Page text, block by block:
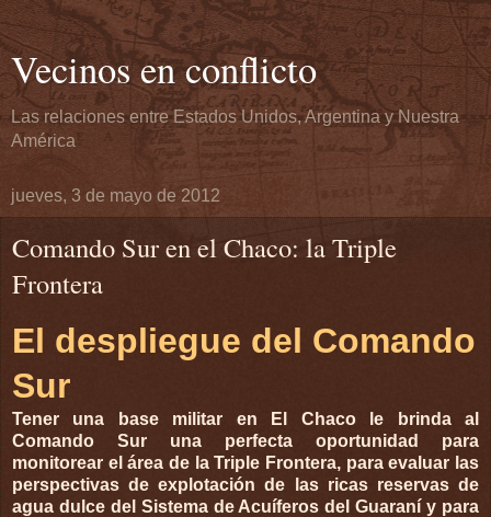
Vecinos en conflicto
Las relaciones entre Estados Unidos, Argentina y Nuestra
América
jueves, 3 de mayo de 2012
Comando Sur en el Chaco: la Triple
Frontera
El despliegue del Comando
Sur
Tener una base militar en El Chaco le brinda al
Comando Sur una perfecta oportunidad para
monitorear el área de la Triple Frontera, para evaluar las
perspectivas de explotación de las ricas reservas de
agua dulce del Sistema de Acuíferos del Guaraní y para